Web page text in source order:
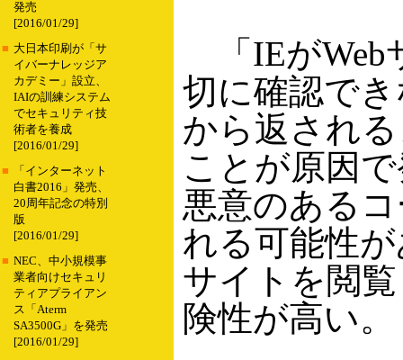
発売
[2016/01/29]
■ 大日本印刷が「サ
イバーナレッジア
カデミー」設立、
IAIの訓練システム
でセキュリティ技
術者を養成
[2016/01/29]
■
「インターネット
白書2016」発売、
20周年記念の特別
版
[2016/01/29]
■ NEC、中小規模事
業者向けセキュリ
ティアプライアン
ス「Aterm
SA3500G」を発売
[2016/01/29]
「IEがWeb
切に確認で
から返され
ことが原因
悪意のある
れる可能性
サイトを閲
険性が高い。